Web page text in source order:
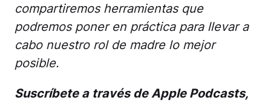
compartiremos herramientas que
podremos poner en práctica para llevar a
cabo nuestro rol de madre lo mejor
posible.
Suscríbete a través de Apple Podcasts,